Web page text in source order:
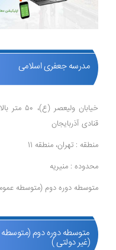
مدرسه جعفری اسلامی
خیابان
قنادی آذربایجان
منطقه : تهران، منطقه 11
محدوده : منیریه
متوسطه دوره دوم (متوسطه
متوسطه دوره دوم (متوسطه
(غیر دولتی )